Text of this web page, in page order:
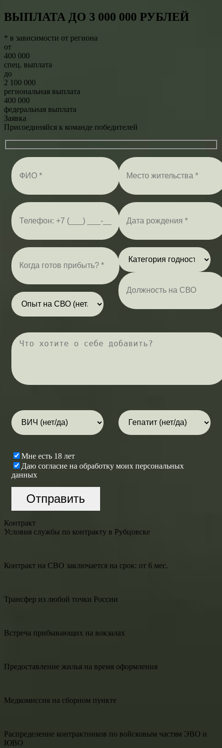
ВЫПЛАТА ДО 3 000 000 РУБЛЕЙ
* в зависимости от региона
от
400 000
спец. выплата
до
2 100 000
региональная выплата
400 000
федеральная выплата
Заявка
Присоединяйся к команде победителей
Мне есть 18 лет
Даю согласие на обработку моих персональных
данных
Контракт
Условия службы по контракту в Рубцовске
Контракт на СВО заключается на срок: от 6 мес.
Трансфер из любой точки России
Встреча прибывающих на вокзалах
Предоставление жилья на время оформления
Медкомиссия на сборном пункте
Распределение контрактников по войсковым частям ЭВО и
ЮВО